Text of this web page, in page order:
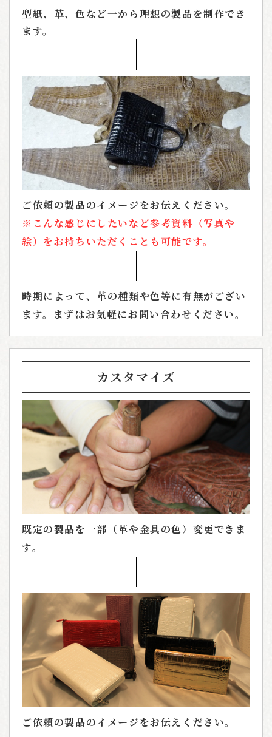
型紙、革、色など一から理想の製品を制作でき
ます。
ご依頼の製品のイメージをお伝えください。
※こんな感じにしたいなど参考資料（写真や
絵）をお持ちいただくことも可能です。
時期によって、革の種類や色等に有無がござい
ます。まずはお気軽にお問い合わせください。
カスタマイズ
既定の製品を一部（革や金具の色）変更できま
す。
ご依頼の製品のイメージをお伝えください。